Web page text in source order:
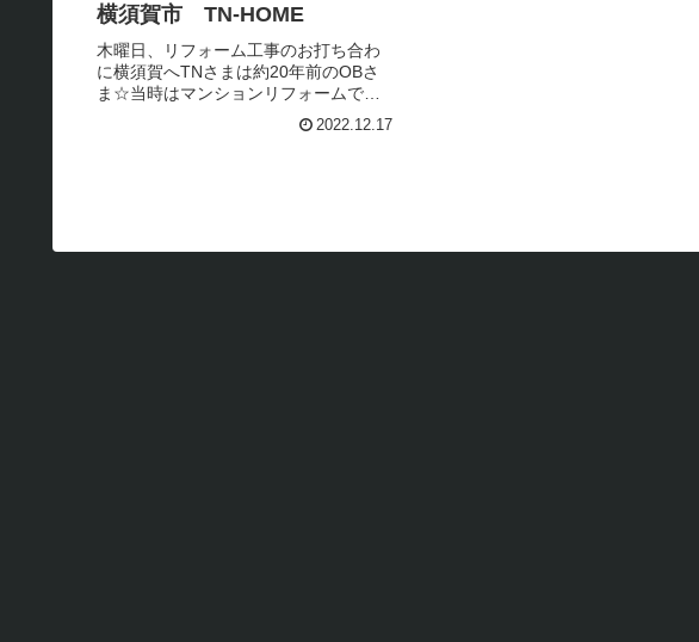
横須賀市 TN-HOME
木曜日、リフォーム工事のお打ち合わ
に横須賀へTNさまは約20年前のOBさ
ま☆当時はマンションリフォームで、
タイルのオーダーキッチンなど施工さ
せていただきました♪その後お引越しな
2022.12.17